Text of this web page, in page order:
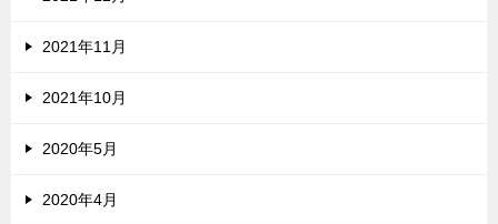
2021年11月
2021年10月
2020年5月
2020年4月